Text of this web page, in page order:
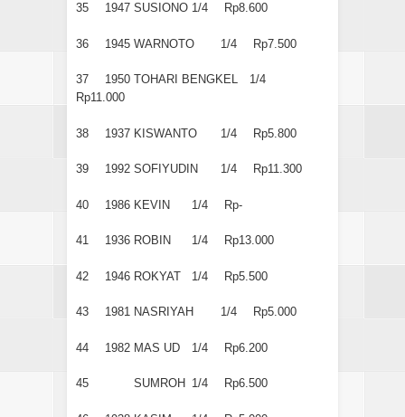
35 1947 SUSIONO 1/4 Rp8.600
36 1945 WARNOTO 1/4 Rp7.500
37 1950 TOHARI BENGKEL
1/4
Rp11.000
38 1937 KISWANTO 1/4 Rp5.800
39 1992 SOFIYUDIN 1/4 Rp11.300
40 1986 KEVIN 1/4 Rp-
41 1936 ROBIN 1/4 Rp13.000
42 1946 ROKYAT 1/4 Rp5.500
43 1981 NASRIYAH 1/4 Rp5.000
44 1982 MAS UD 1/4 Rp6.200
45 SUMROH 1/4 Rp6.500